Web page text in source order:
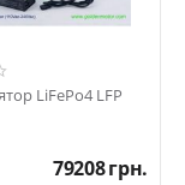
LiFePo4 LFP
79208грн.